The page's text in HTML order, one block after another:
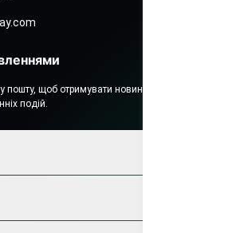
пошту, щоб отримувати новини Вайтпей і
подій.